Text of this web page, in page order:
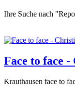
Ihre Suche nach
Face to face
Krauthausen face to